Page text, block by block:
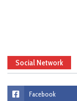
Social Network
Facebook